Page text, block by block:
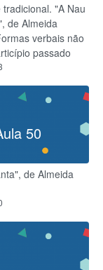
tradicional. "A Nau
de Almeida
verbais não
passado
50
de Almeida